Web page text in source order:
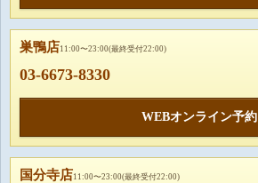
巣鴨店11:00〜23:00(最終受付22:00)
03-6673-8330
WEBオンライン予約
国分寺店11:00〜23:00(最終受付22:00)